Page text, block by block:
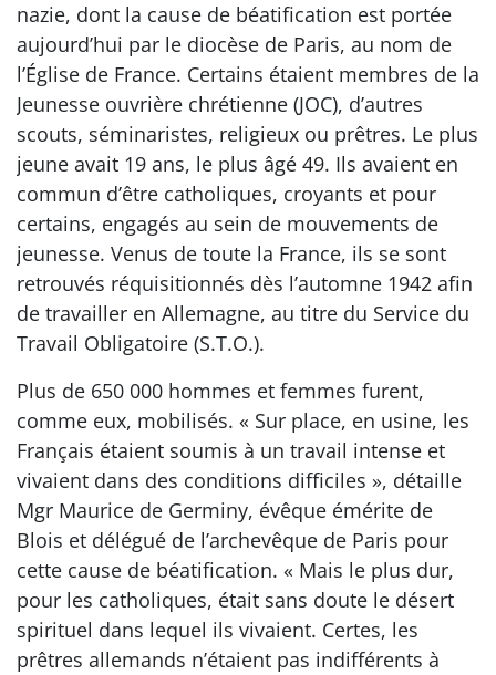
nazie, dont la cause de béatification est portée
aujourd’hui par le diocèse de Paris, au nom de
l’Église de France. Certains étaient membres de la
Jeunesse ouvrière chrétienne (JOC), d’autres
scouts, séminaristes, religieux ou prêtres. Le plus
jeune avait 19 ans, le plus âgé 49. Ils avaient en
commun d’être catholiques, croyants et pour
certains, engagés au sein de mouvements de
jeunesse. Venus de toute la France, ils se sont
retrouvés réquisitionnés dès l’automne 1942 afin
de travailler en Allemagne, au titre du Service du
Travail Obligatoire (S.T.O.).
Plus de 650 000 hommes et femmes furent,
comme eux, mobilisés. « Sur place, en usine, les
Français étaient soumis à un travail intense et
vivaient dans des conditions difficiles », détaille
Mgr Maurice de Germiny, évêque émérite de
Blois et délégué de l’archevêque de Paris pour
cette cause de béatification. « Mais le plus dur,
pour les catholiques, était sans doute le désert
spirituel dans lequel ils vivaient. Certes, les
prêtres allemands n’étaient pas indifférents à